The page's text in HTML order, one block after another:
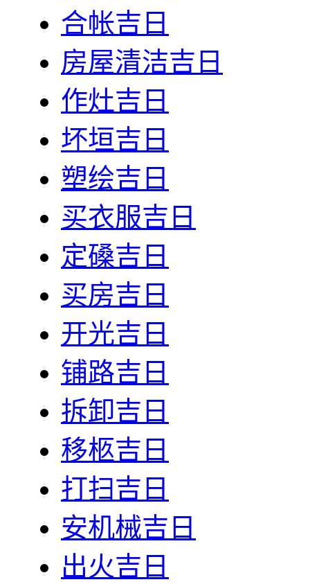
合帐吉日
房屋清洁吉日
作灶吉日
坏垣吉日
塑绘吉日
买衣服吉日
定磉吉日
买房吉日
开光吉日
铺路吉日
拆卸吉日
移柩吉日
打扫吉日
安机械吉日
出火吉日